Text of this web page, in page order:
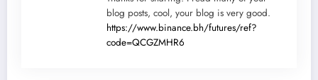
blog posts, cool, your blog is very good.
https://www.binance.bh/futures/ref?
code=QCGZMHR6